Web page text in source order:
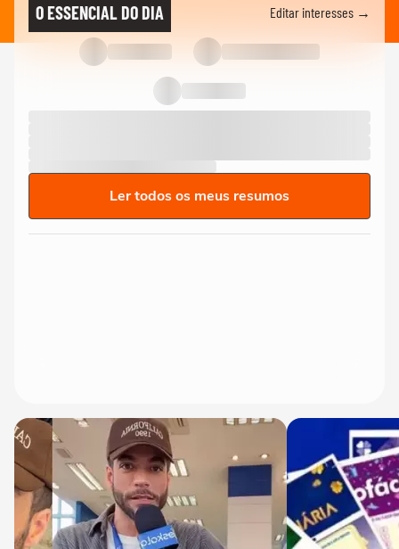
O ESSENCIAL DO DIA Editar interesses →
Ler todos os meus resumos